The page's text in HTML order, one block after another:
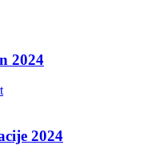
2024
2024